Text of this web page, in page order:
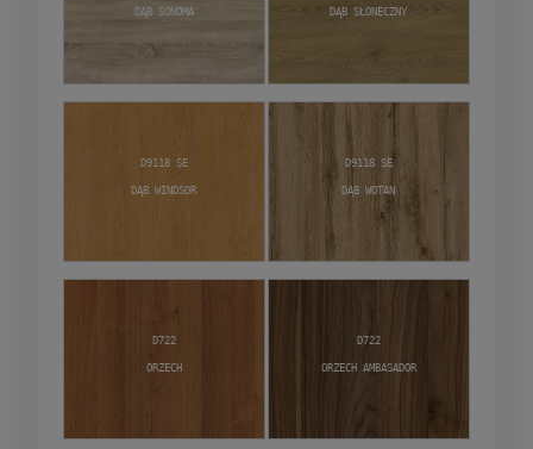
Dąb Sonoma Dąb Słoneczny
Dąb Windsor
D9118 SE
Dąb Wotan
D9118 SE
Orzech
D722
Orzech Ambasador
D722